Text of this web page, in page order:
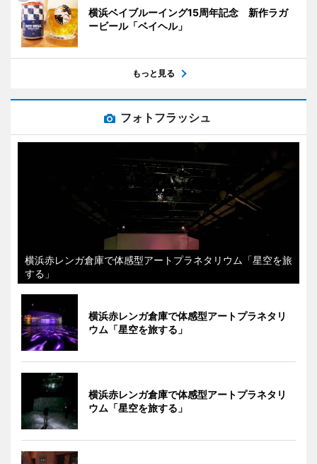
横浜ベイブルーイング15周年記念 新作ラガ
ービール「ベイヘル」
もっと見る
フォトフラッシュ
横浜赤レンガ倉庫で体感型アートプラネタリウム「星空を旅
する」
横浜赤レンガ倉庫で体感型アートプラネタリ
ウム「星空を旅する」
横浜赤レンガ倉庫で体感型アートプラネタリ
ウム「星空を旅する」